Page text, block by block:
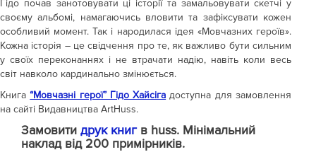
Гідо почав занотовувати ці історії та замальовувати скетчі у
своєму альбомі, намагаючись вловити та зафіксувати кожен
особливий момент. Так і народилася ідея «Мовчазних героїв».
Кожна історія – це свідчення про те, як важливо бути сильним
у своїх переконаннях і не втрачати надію, навіть коли весь
світ навколо кардинально змінюється.
Книга“Мовчазні герої” Гідо Хайсіга доступна для замовлення
на сайті Видавництва ArtHuss.
Замовити друк книгв huss. Мінімальний
наклад від 200 примірників.